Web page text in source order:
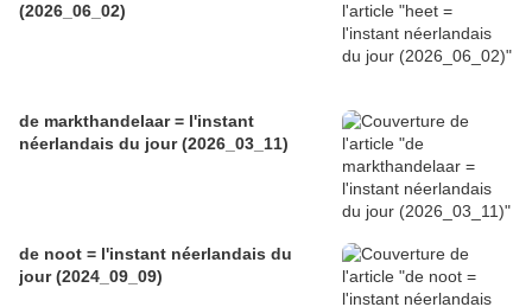
(2026_06_02)
de markthandelaar = l'instant
néerlandais du jour (2026_03_11)
de noot = l'instant néerlandais du
jour (2024_09_09)